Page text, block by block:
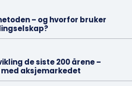
– og hvorfor bruker
de siste 200 årene –
aksjemarkedet